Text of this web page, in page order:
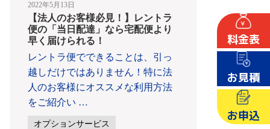
料金表
お見積
お申込
2022年5月13日
【法人のお客様必見！】レントラ
便の「当日配達」なら宅配便より
早く届けられる！
レントラ便でできることは、引っ
越しだけではありません！特に法
人のお客様にオススメな利用方法
をご紹介い …
オプションサービス